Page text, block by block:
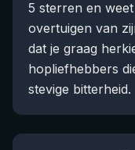
5 sterren en
overtuigen van
dat je graag
hopliefhebbers
stevige bitterheid.